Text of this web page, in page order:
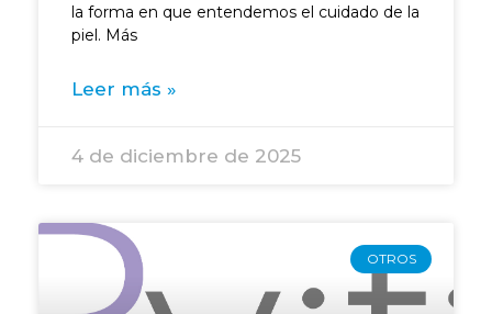
la forma en que entendemos el cuidado de la
piel. Más
Leer más »
4 de diciembre de 2025
OTROS